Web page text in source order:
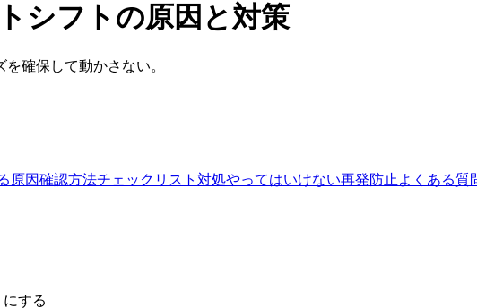
シフトの原因と対策
確保して動かさない。
原因確認方法チェックリスト 対処やってはいけない再発防止 よくある質
する